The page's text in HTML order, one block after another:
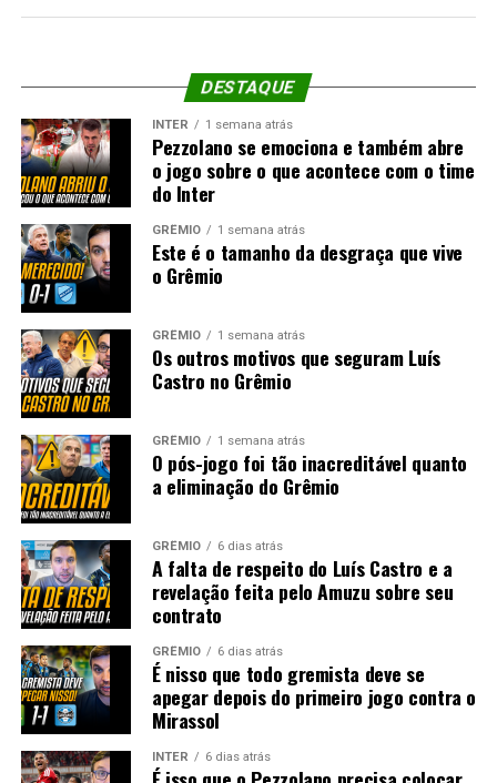
DESTAQUE
INTER 1 semana atrás
Pezzolano se emociona e também abre
o jogo sobre o que acontece com o time
do Inter
GRÊMIO 1 semana atrás
Este é o tamanho da desgraça que vive
o Grêmio
GRÊMIO 1 semana atrás
Os outros motivos que seguram Luís
Castro no Grêmio
GRÊMIO 1 semana atrás
O pós-jogo foi tão inacreditável quanto
a eliminação do Grêmio
GRÊMIO 6 dias atrás
A falta de respeito do Luís Castro e a
revelação feita pelo Amuzu sobre seu
contrato
GRÊMIO 6 dias atrás
É nisso que todo gremista deve se
apegar depois do primeiro jogo contra o
Mirassol
INTER 6 dias atrás